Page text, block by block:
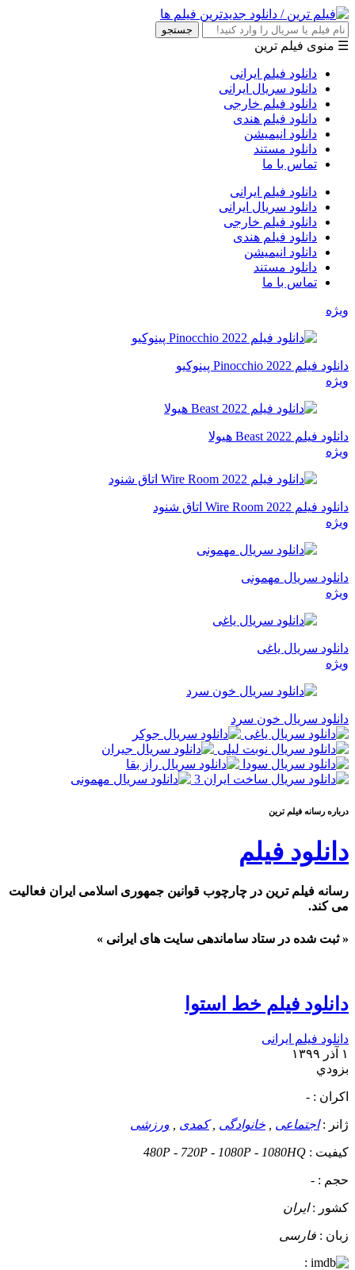
جستجو
☰ منوی فیلم ترین
دانلود فیلم ایرانی
دانلود سریال ایرانی
دانلود فیلم خارجی
دانلود فیلم هندی
دانلود انیمیشن
دانلود مستند
تماس با ما
دانلود فیلم ایرانی
دانلود سریال ایرانی
دانلود فیلم خارجی
دانلود فیلم هندی
دانلود انیمیشن
دانلود مستند
تماس با ما
ویژه
دانلود فیلم Pinocchio 2022 پینوکیو
ویژه
دانلود فیلم Beast 2022 هیولا
ویژه
دانلود فیلم Wire Room 2022 اتاق شنود
ویژه
دانلود سریال مهمونی
ویژه
دانلود سریال یاغی
ویژه
دانلود سریال خون سرد
درباره رسانه فيلم ترين
دانلود فیلم
رسانه فیلم ترین در چارچوب قوانین جمهوری اسلامی ایران فعالیت
می کند.
« ثبت شده در ستاد ساماندهی سایت های ایرانی »
دانلود فیلم خط استوا
دانلود فیلم ایرانی
۱ آذر ۱۳۹۹
بزودي
اکران : -
ژانر :اجتماعی خانوادگی ,کمدی ورزشی
کيفيت : 480P - 720P - 1080P - 1080HQ
حجم : -
کشور :ایران
زبان : فارسی
: